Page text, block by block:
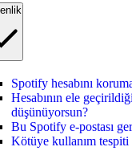
Spotify hesabını
Hesabının ele
düşünüyorsun?
Bu Spotify e-postası
Kötüye kullanım tespiti